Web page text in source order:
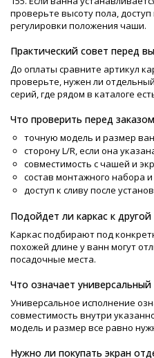
проверьте высоту пола,
регулировки положения чаши.
Практический совет перед
До оплаты сравните артикул
проверьте, нужен ли
серий, где рядом в каталоге
Что проверить перед заказом
точную модель и размер
сторону L/R, если она
совместимость с чашей и
состав монтажного набора
доступ к сливу после
Подойдет ли каркас к
Каркас подбирают под
похожей длине у ванн могут
посадочные места.
Что означает универсальный
Универсальное исполнение
совместимость внутри
модель и размер все равно
Нужно ли покупать экран